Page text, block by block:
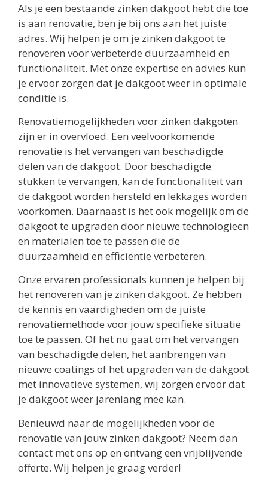
Als je een bestaande zinken dakgoot hebt die toe
is aan renovatie, ben je bij ons aan het juiste
adres. Wij helpen je om je zinken dakgoot te
renoveren voor verbeterde duurzaamheid en
functionaliteit. Met onze expertise en advies kun
je ervoor zorgen dat je dakgoot weer in optimale
conditie is.
Renovatiemogelijkheden voor zinken dakgoten
zijn er in overvloed. Een veelvoorkomende
renovatie is het vervangen van beschadigde
delen van de dakgoot. Door beschadigde
stukken te vervangen, kan de functionaliteit van
de dakgoot worden hersteld en lekkages worden
voorkomen. Daarnaast is het ook mogelijk om de
dakgoot te upgraden door nieuwe technologieën
en materialen toe te passen die de
duurzaamheid en efficiëntie verbeteren.
Onze ervaren professionals kunnen je helpen bij
het renoveren van je zinken dakgoot. Ze hebben
de kennis en vaardigheden om de juiste
renovatiemethode voor jouw specifieke situatie
toe te passen. Of het nu gaat om het vervangen
van beschadigde delen, het aanbrengen van
nieuwe coatings of het upgraden van de dakgoot
met innovatieve systemen, wij zorgen ervoor dat
je dakgoot weer jarenlang mee kan.
Benieuwd naar de mogelijkheden voor de
renovatie van jouw zinken dakgoot? Neem dan
contact met ons op en ontvang een vrijblijvende
offerte. Wij helpen je graag verder!